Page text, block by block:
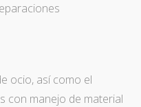
ocio, así como el
con manejo de material